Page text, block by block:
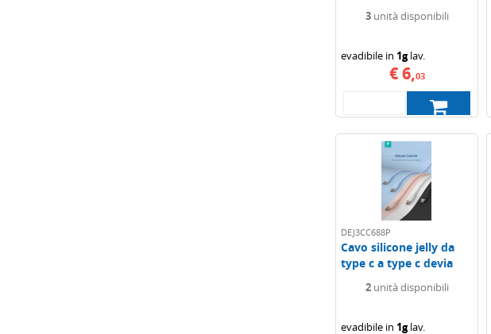
3unità disponibili
evadibile in 1glav.
€ 6,03
DEJ3CC688P
Cavo silicone jelly da
type c a type c devia
2unità disponibili
evadibile in 1glav.